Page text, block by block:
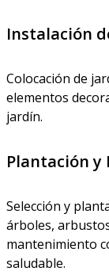
Instalación
Colocación de
elementos
jardín.
Plantación
Selección y
árboles,
mantenimiento
saludable.